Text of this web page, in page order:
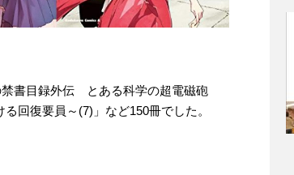
禁書目録外伝 とある科学の超電磁砲
回復要員～(7)」など150冊でした。